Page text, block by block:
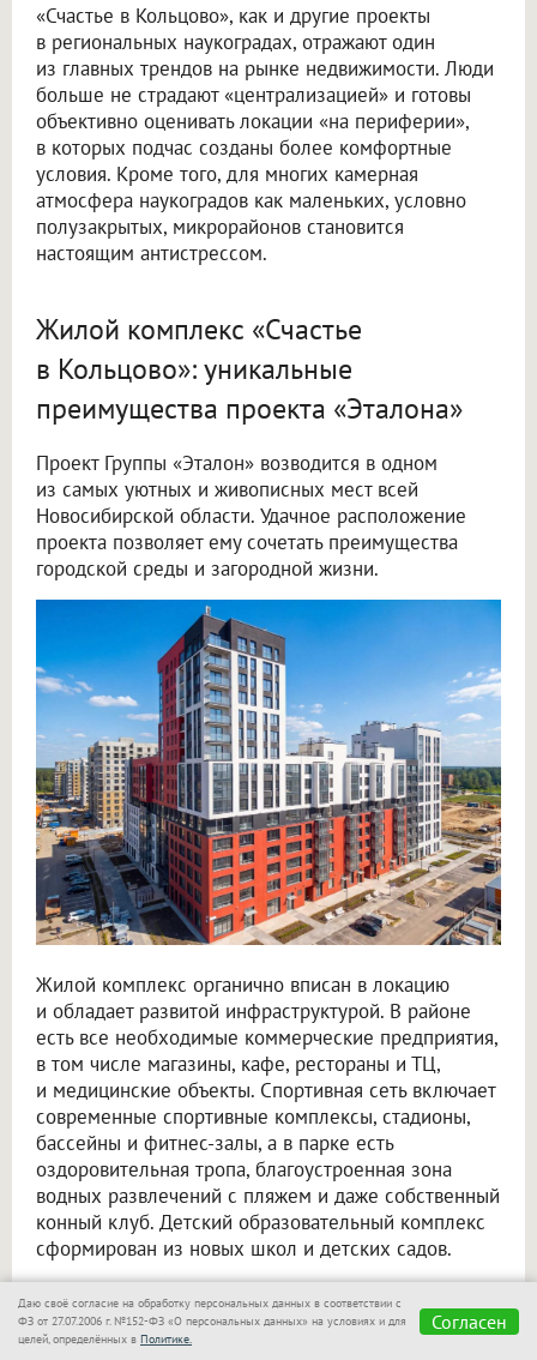
«Счастье в Кольцово», как и другие проекты
в региональных наукоградах, отражают один
из главных трендов на рынке недвижимости. Люди
больше не страдают «централизацией» и готовы
объективно оценивать локации «на периферии»,
в которых подчас созданы более комфортные
условия. Кроме того, для многих камерная
атмосфера наукоградов как маленьких, условно
полузакрытых, микрорайонов становится
настоящим антистрессом.
Жилой комплекс «Счастье
в Кольцово»: уникальные
преимущества проекта «Эталона»
Проект Группы «Эталон» возводится в одном
из самых уютных и живописных мест всей
Новосибирской области. Удачное расположение
проекта позволяет ему сочетать преимущества
городской среды и загородной жизни.
Жилой комплекс органично вписан в локацию
и обладает развитой инфраструктурой. В районе
есть все необходимые коммерческие предприятия,
в том числе магазины, кафе, рестораны и ТЦ,
и медицинские объекты. Спортивная сеть включает
современные спортивные комплексы, стадионы,
бассейны и фитнес-залы, а в парке есть
оздоровительная тропа, благоустроенная зона
водных развлечений с пляжем и даже собственный
конный клуб. Детский образовательный комплекс
сформирован из новых школ и детских садов.
Инфраструктура для жизни соседствует
с передовыми научно-техническими центрами,
основными «офисами» Кольцово, которые скорее
Даю своё согласие на обработку персональных данных в соответствии с
ФЗ от 27.07.2006 г. №152-ФЗ «О персональных данных» на условиях и для
целей, определённых в Политике.
Согласен